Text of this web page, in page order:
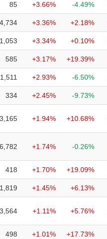
85 +3.66% -4.49%
4,734 +3.36% +2.18%
1,053 +3.34% +0.10%
585 +3.17% +19.39%
1,511 +2.93% -6.50%
334 +2.45% -9.73%
+1.94% +10.68%
6,782 +1.74% -0.26%
418 +1.70% +19.09%
1,819 +1.45% +6.13%
3,564 +1.11% +5.76%
498 +1.01% +17.73%